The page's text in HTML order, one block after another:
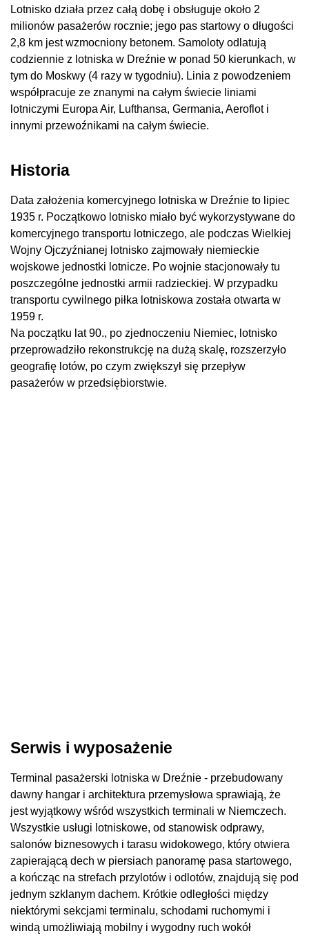
Lotnisko działa przez całą dobę i obsługuje około 2
milionów pasażerów rocznie; jego pas startowy o długości
2,8 km jest wzmocniony betonem. Samoloty odlatują
codziennie z lotniska w Dreźnie w ponad 50 kierunkach, w
tym do Moskwy (4 razy w tygodniu). Linia z powodzeniem
współpracuje ze znanymi na całym świecie liniami
lotniczymi Europa Air, Lufthansa, Germania, Aeroflot i
innymi przewoźnikami na całym świecie.
Historia
Data założenia komercyjnego lotniska w Dreźnie to lipiec
1935 r. Początkowo lotnisko miało być wykorzystywane do
komercyjnego transportu lotniczego, ale podczas Wielkiej
Wojny Ojczyźnianej lotnisko zajmowały niemieckie
wojskowe jednostki lotnicze. Po wojnie stacjonowały tu
poszczególne jednostki armii radzieckiej. W przypadku
transportu cywilnego piłka lotniskowa została otwarta w
1959 r.
Na początku lat 90., po zjednoczeniu Niemiec, lotnisko
przeprowadziło rekonstrukcję na dużą skalę, rozszerzyło
geografię lotów, po czym zwiększył się przepływ
pasażerów w przedsiębiorstwie.
Serwis i wyposażenie
Terminal pasażerski lotniska w Dreźnie - przebudowany
dawny hangar i architektura przemysłowa sprawiają, że
jest wyjątkowy wśród wszystkich terminali w Niemczech.
Wszystkie usługi lotniskowe, od stanowisk odprawy,
salonów biznesowych i tarasu widokowego, który otwiera
zapierającą dech w piersiach panoramę pasa startowego,
a kończąc na strefach przylotów i odlotów, znajdują się pod
jednym szklanym dachem. Krótkie odległości między
niektórymi sekcjami terminalu, schodami ruchomymi i
windą umożliwiają mobilny i wygodny ruch wokół